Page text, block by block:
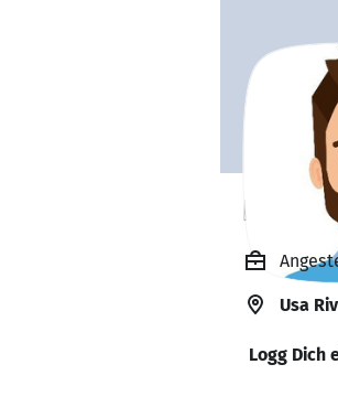
Usa
Logg Dich